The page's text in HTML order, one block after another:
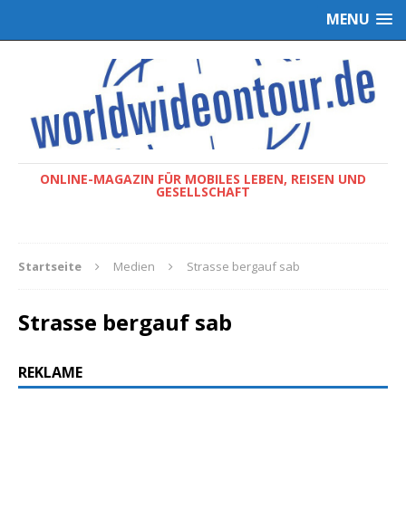
MENU
ONLINE-MAGAZIN FÜR MOBILES LEBEN, REISEN UND
GESELLSCHAFT
Startseite Medien Strasse bergauf sab
Strasse bergauf sab
REKLAME